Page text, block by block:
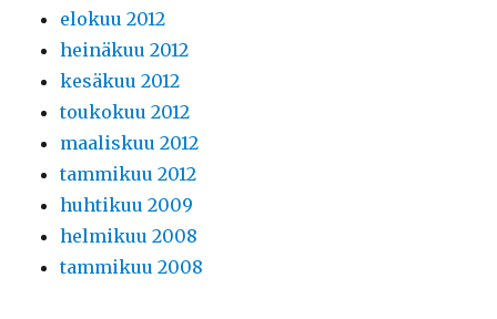
elokuu 2012
heinäkuu 2012
kesäkuu 2012
toukokuu 2012
maaliskuu 2012
tammikuu 2012
huhtikuu 2009
helmikuu 2008
tammikuu 2008